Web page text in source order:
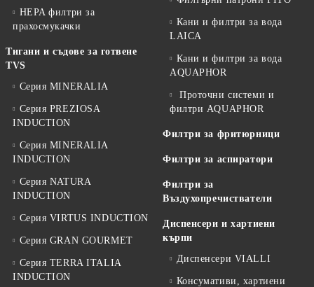
HEPA филтри за
прахосмукачки
Тигани и съдове за готвене
TVS
Серия MINERALIA
Серия PREZIOSA
INDUCTION
Серия MINERALIA
INDUCTION
Серия NATURA
INDUCTION
Серия VIRTUS INDUCTION
Серия GRAN GOURMET
Серия TERRA ITALIA
INDUCTION
Кани и филтри за вода
LAICA
Кани и филтри за вода
AQUAPHOR
Проточни системи и
филтри AQUAPHOR
Филтри за фритюрници
Филтри за аспиратори
Филтри за
Въздухопречистватели
Диспенсери и хартиени
кърпи
Диспенсери VIALLI
Консумативи, хартиени